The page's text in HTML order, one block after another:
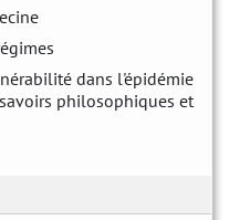
dans l'épidémie
philosophiques et